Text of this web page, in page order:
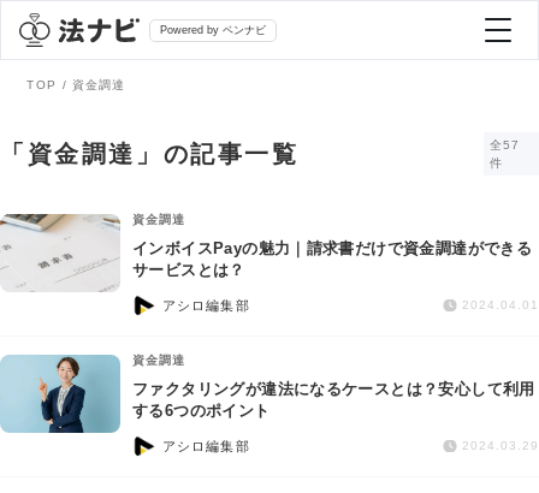
Powered by ベンナビ
全て
法律相談
債務整理
弁護士を探す
おすすめ弁護士診断
AI Search Premium
TOP 資金調達
「資金調達」の記事一覧
全57
件
資金調達
インボイスPayの魅力｜請求書だけで資金調達ができる
サービスとは？
アシロ編集部 2024.04.01
資金調達
ファクタリングが違法になるケースとは？安心して利用
する6つのポイント
アシロ編集部 2024.03.29